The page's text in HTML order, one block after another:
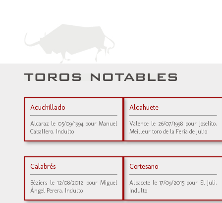
Acuchillado
Alcaraz le 05/09/1994 pour Manuel
Caballero. Indulto
Alcahuete
Valence le 26/07/1998 pour Joselito.
Meilleur toro de la Feria de Julio
Calabrés
Béziers le 12/08/2012 pour Miguel
Ángel Perera. Indulto
Cortesano
Albacete le 17/09/2015 pour El Juli.
Indulto